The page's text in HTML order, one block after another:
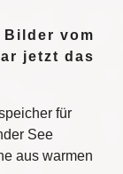
Bilder vom
jetzt das
für
See
aus warmen